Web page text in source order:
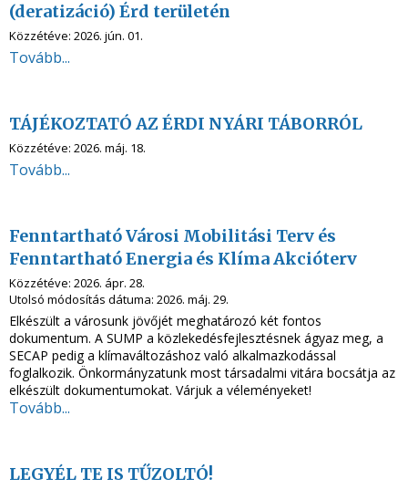
(deratizáció) Érd területén
Közzétéve: 2026. jún. 01.
Tovább...
TÁJÉKOZTATÓ AZ ÉRDI NYÁRI TÁBORRÓL
Közzétéve: 2026. máj. 18.
Tovább...
Fenntartható Városi Mobilitási Terv és
Fenntartható Energia és Klíma Akcióterv
Közzétéve: 2026. ápr. 28.
Utolsó módosítás dátuma: 2026. máj. 29.
Elkészült a városunk jövőjét meghatározó két fontos
dokumentum. A SUMP a közlekedésfejlesztésnek ágyaz meg, a
SECAP pediga klímaváltozáshoz való alkalmazkodással
foglalkozik. Önkormányzatunk most társadalmi vitára bocsátja az
elkészült dokumentumokat. Várjuk a véleményeket!
Tovább...
LEGYÉL TE IS TŰZOLTÓ!